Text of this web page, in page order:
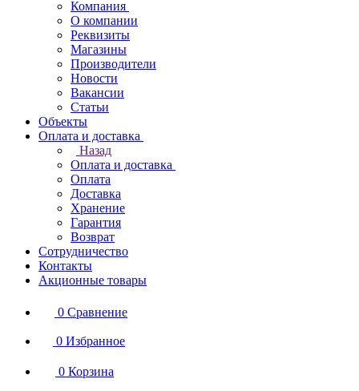
Компания
О компании
Реквизиты
Магазины
Производители
Новости
Вакансии
Статьи
Объекты
Оплата и доставка
Назад
Оплата и доставка
Оплата
Доставка
Хранение
Гарантия
Возврат
Сотрудничество
Контакты
Акционные товары
0 Сравнение
0 Избранное
0 Корзина